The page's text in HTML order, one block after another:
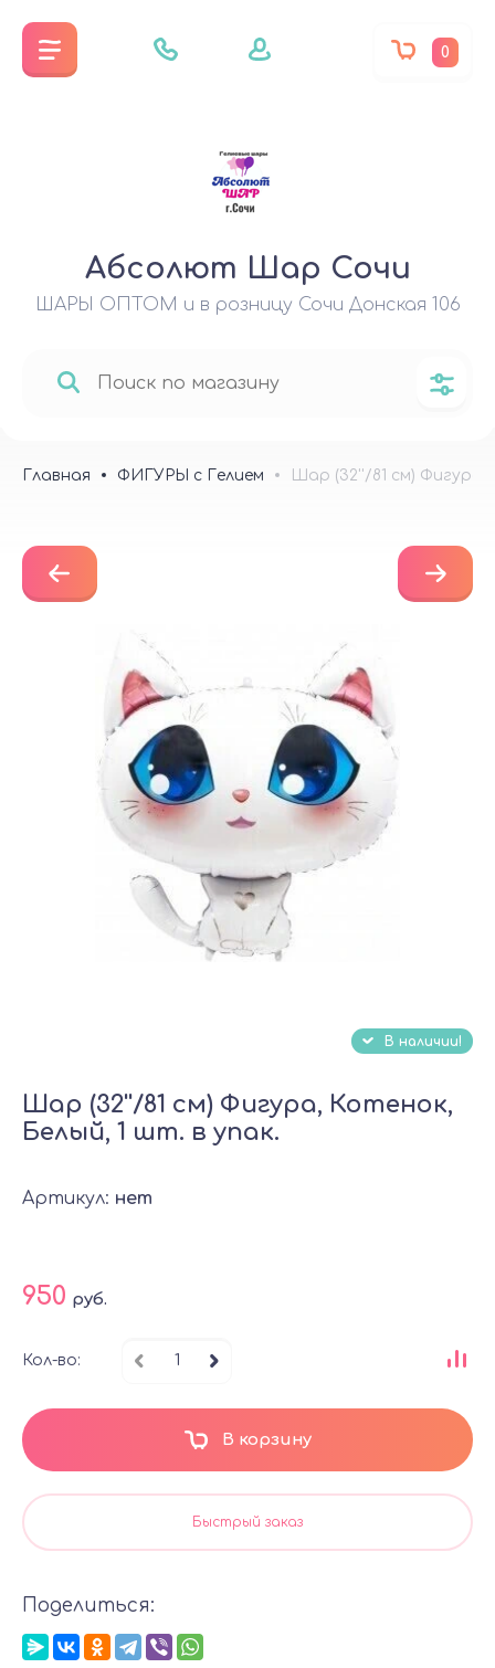
Абсолют Шар Сочи
ШАРЫ ОПТОМ и в розницу Сочи Донская 106
0
Главная ФИГУРЫ с Гелием Шар (32''/81 см) Фигура,
В наличии!
Шар (32''/81 см) Фигура, Котенок,
Белый, 1 шт. в упак.
Артикул: нет
950 руб.
Кол-во:
В корзину
Быстрый заказ
Поделиться: